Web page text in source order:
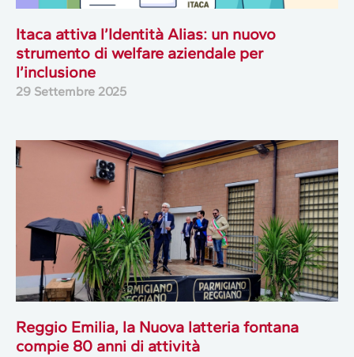
Itaca attiva l’Identità Alias: un nuovo
strumento di welfare aziendale per
l’inclusione
29 Settembre 2025
Reggio Emilia, la Nuova latteria fontana
compie 80 anni di attività